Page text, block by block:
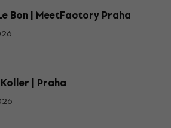
Bon | MeetFactory Praha
| Praha